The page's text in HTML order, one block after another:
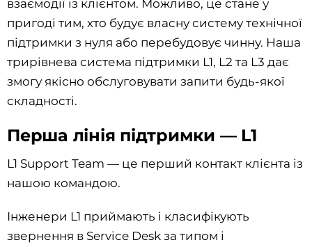
взаємодії із клієнтом. Можливо, це стане у
пригоді тим, хто будує власну систему технічної
підтримки з нуля або перебудовує чинну. Наша
трирівнева система підтримки L1, L2 та L3 дає
змогу якісно обслуговувати запити будь-якої
складності.
Перша лінія підтримки — L1
L1 Support Team — це перший контакт клієнта із
нашою командою.
Інженери L1 приймають і класифікують
звернення в Service Desk за типом і